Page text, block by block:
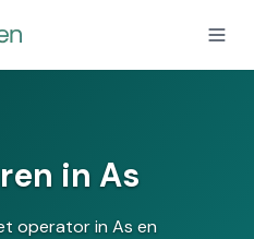
in As
operator in As en